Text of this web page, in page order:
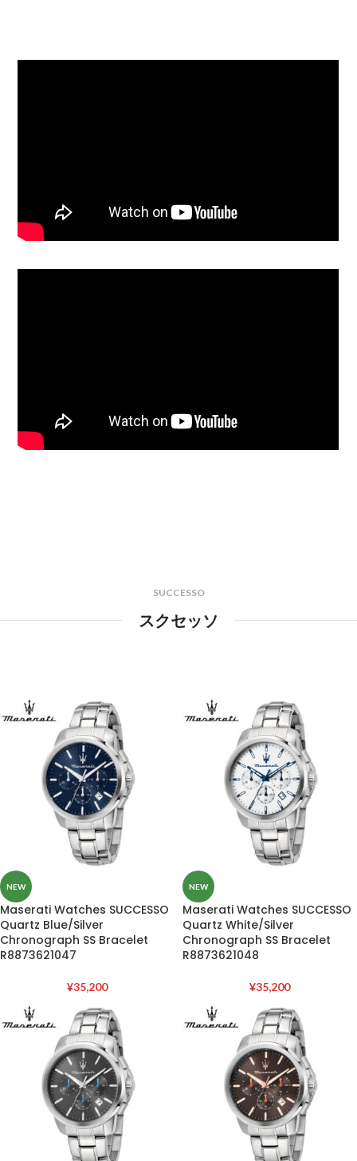
SUCCESSO
スクセッソ
NEW
Maserati Watches SUCCESSO
Quartz Blue/Silver
Chronograph SS Bracelet
R8873621047
¥35,200
NEW
Maserati Watches SUCCESSO
Quartz White/Silver
Chronograph SS Bracelet
R8873621048
¥35,200